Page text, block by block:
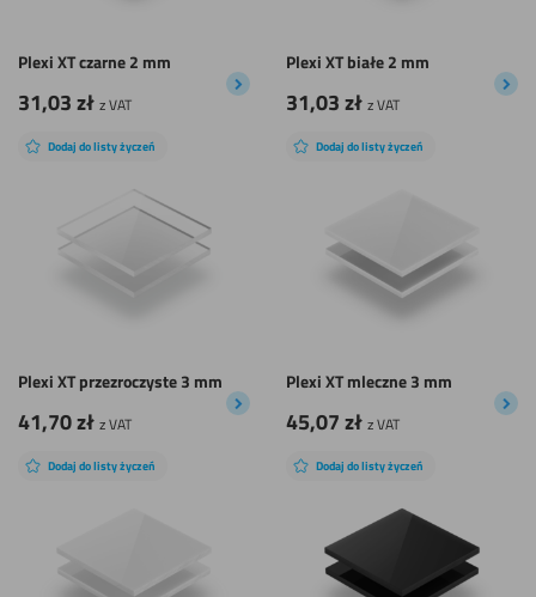
Plexi XT czarne 2 mm
31,03zł z VAT
Plexi XT białe 2 mm
31,03zł z VAT
Dodaj do listy życzeń
Plexi XT przezroczyste 3 mm
41,70zł z VAT
Dodaj do listy życzeń
Plexi XT mleczne 3 mm
45,07zł z VAT
Dodaj do listy życzeń Dodaj do listy życzeń